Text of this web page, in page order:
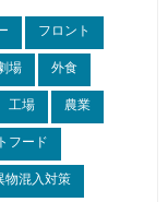
フロント
場 外食
工場 農業
フード
物混入対策